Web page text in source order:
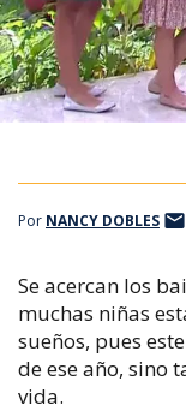
Por NANCY DOBLES
Se acercan los
muchas niñas
sueños, pues
de ese año, sino
vida.